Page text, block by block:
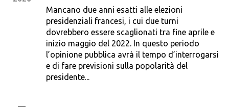
Mancano due anni esatti alle elezioni
presidenziali francesi, i cui due turni
dovrebbero essere scaglionati tra fine aprile e
inizio maggio del 2022. In questo periodo
l’opinione pubblica avrà il tempo d’interrogarsi
e di fare previsioni sulla popolarità del
presidente...